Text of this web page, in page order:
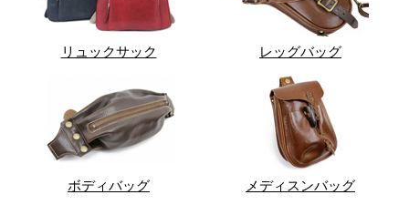
リュックサック レッグバッグ
ボディバッグ メディスンバッグ